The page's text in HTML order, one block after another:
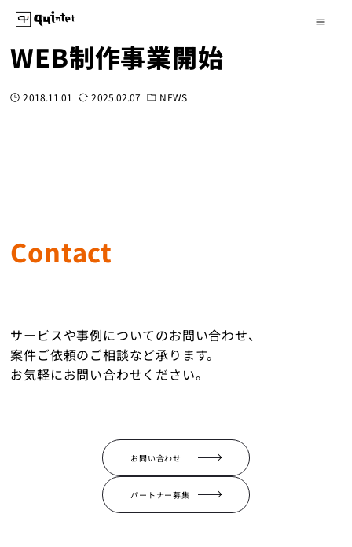
WEB制作事業開始
2018.11.01 2025.02.07 NEWS
Contact
サービスや事例についてのお問い合わせ、
案件ご依頼のご相談など承ります。
お気軽にお問い合わせください。
お問い合わせ
パートナー募集